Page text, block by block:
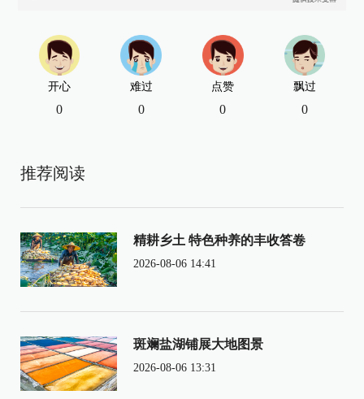
开心
0
难过
0
点赞
0
飘过
0
推荐阅读
精耕乡土 特色种养的丰收答卷
2026-08-06 14:41
斑斓盐湖铺展大地图景
2026-08-06 13:31